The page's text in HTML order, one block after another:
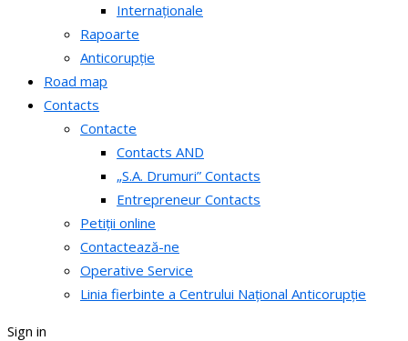
Internaționale
Rapoarte
Anticorupție
Road map
Contacts
Contacte
Contacts AND
„S.A. Drumuri” Contacts
Entrepreneur Contacts
Petiții online
Contactează-ne
Operative Service
Linia fierbinte a Centrului Național Anticorupție
Sign in